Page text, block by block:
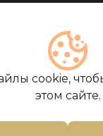
cookie,
этом сайте.